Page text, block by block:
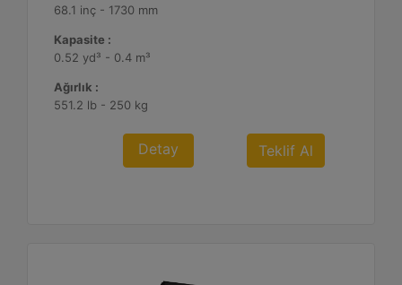
68.1 inç - 1730 mm
Kapasite :
0.52 yd³ - 0.4 m³
Ağırlık :
551.2 lb - 250 kg
Detay Teklif Al